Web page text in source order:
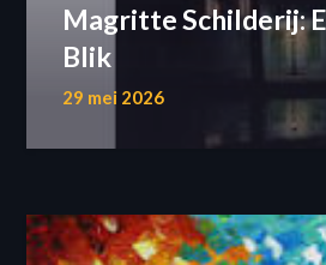
Magritte Schilderij:
Blik
29 mei 2026